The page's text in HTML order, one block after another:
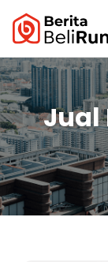
Jual